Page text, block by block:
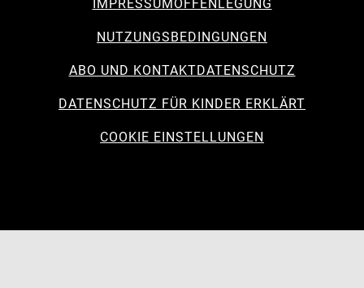
IMPRESSUMOFFENLEGUNG
NUTZUNGSBEDINGUNGEN
ABO UND KONTAKTDATENSCHUTZ
DATENSCHUTZ FÜR KINDER ERKLÄRT
COOKIE EINSTELLUNGEN